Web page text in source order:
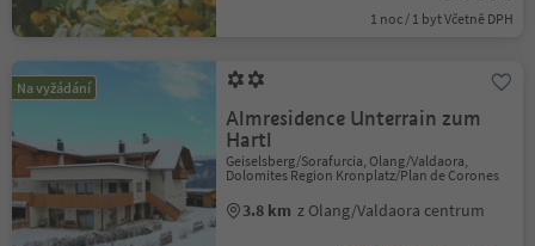
1 noc / 1 byt Včetně DPH
Na vyžádání
Almresidence Unterrain zum
Hartl
Geiselsberg/Sorafurcia, Olang/Valdaora,
Dolomites Region Kronplatz/Plan de Corones
3.8 km z Olang/Valdaora centrum